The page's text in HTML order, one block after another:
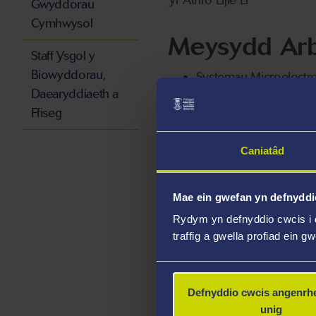
Caniatâd
Mae ein gwefan yn
Rydym yn defnyddio cwcis i
traffig a gwella profiad ein
Defnyddio cwcis
unig
Meysydd
Systemau
MEMs Optegol
Ymchwil
Datblygu troswyr
Gwyddorau
Cymhwysol
Staff Ysgol y
Biowyddorau,
Daearyddiaeth a
Ffiseg